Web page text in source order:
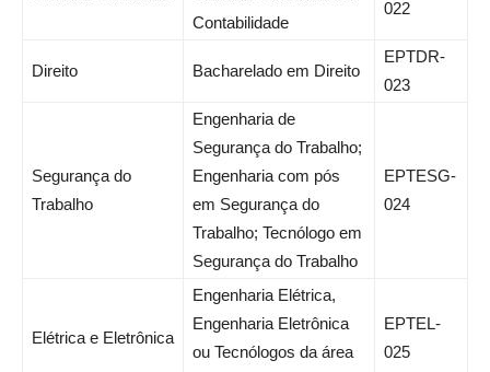
Contabilidade
022
Direito Bacharelado em Direito
EPTDR-
023
Segurança do
Trabalho
Engenharia de
Segurança do Trabalho;
Engenharia com pós
em Segurança do
Trabalho; Tecnólogo em
Segurança do Trabalho
EPTESG-
024
Elétrica e Eletrônica
Engenharia Elétrica,
Engenharia Eletrônica
ou Tecnólogos da área
EPTEL-
025